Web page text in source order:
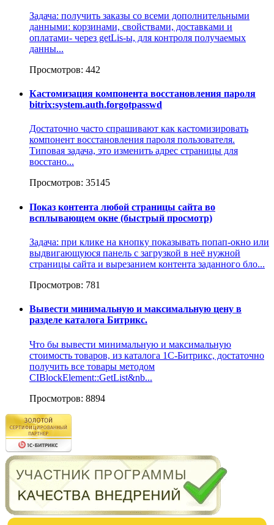
Задача: получить заказы со всеми дополнительными
данными: корзинами, свойствами, доставками и
оплатами- через getLis-ы, для контроля получаемых
данны...
Просмотров: 442
Кастомизация компонента восстановления пароля
bitrix:system.auth.forgotpasswd
Достаточно часто спрашивают как кастомизировать
компонент восстановления пароля пользователя.
Типовая задача, это изменить адрес страницы для
восстано...
Просмотров: 35145
Показ контента любой страницы сайта во
всплывающем окне (быстрый просмотр)
Задача: при клике на кнопку показывать попап-окно или
выдвигающуюся панель с загрузкой в неё нужной
страницы сайта и вырезанием контента заданного бло...
Просмотров: 781
Вывести минимальную и максимальную цену в
разделе каталога Битрикс.
Что бы вывести минимальную и максимальную
стоимость товаров, из каталога 1С-Битрикс, достаточно
получить все товары методом
CIBlockElement::GetList&nb...
Просмотров: 8894